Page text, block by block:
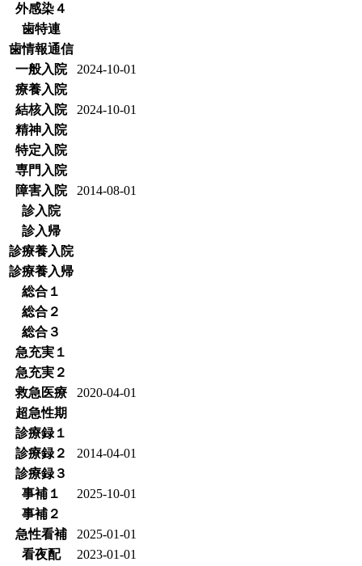
外感染４
歯特連
歯情報通信
一般入院
2024-10-01
療養入院
結核入院
2024-10-01
精神入院
特定入院
専門入院
障害入院
2014-08-01
診入院
診入帰
診療養入院
診療養入帰
総合１
総合２
総合３
急充実１
急充実２
救急医療
2020-04-01
超急性期
診療録１
診療録２
2014-04-01
診療録３
事補１
2025-10-01
事補２
急性看補
2025-01-01
看夜配
2023-01-01